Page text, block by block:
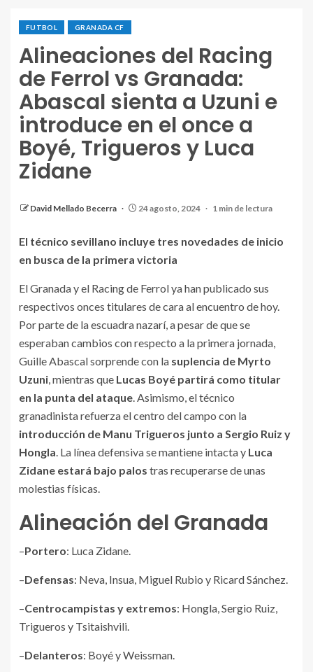
FUTBOL GRANADA CF
Alineaciones del Racing
de Ferrol vs Granada:
Abascal sienta a Uzuni e
introduce en el once a
Boyé, Trigueros y Luca
Zidane
David Mellado Becerra 24 agosto, 2024 1 min de lectura
Once inicial del Granada para enfrentar al Racing de
Ferrol | Foto: Granada CF.
El técnico sevillano incluye tres novedades de inicio
en busca de la primera victoria
El Granada y el Racing de Ferrol ya han publicado sus
respectivos onces titulares de cara al encuentro de hoy.
Por parte de la escuadra nazarí, a pesar de que se
esperaban cambios con respecto a la primera jornada,
Guille Abascal sorprende con la suplencia de Myrto
Uzuni, mientras que Lucas Boyé partirá como titular
en la punta del ataque. Asimismo, el técnico
granadinista refuerza el centro del campo con la
introducción de Manu Trigueros junto a Sergio Ruiz y
Hongla. La línea defensiva se mantiene intacta y Luca
Zidane estará bajo palos tras recuperarse de unas
molestias físicas.
Alineación del Granada
–Portero: Luca Zidane.
–Defensas: Neva, Insua, Miguel Rubio y Ricard Sánchez.
–Centrocampistas y extremos: Hongla, Sergio Ruiz,
Trigueros y Tsitaishvili.
–Delanteros: Boyé y Weissman.